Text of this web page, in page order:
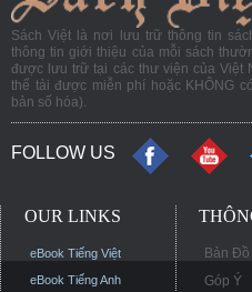
Sách Việt là nơi lưu trữ thông tin
thông tin giới thiệu của mỗi sách
được lưu trữ tại các thư viện của Việt
thể tải được miễn phí hoặc KHÔNG
bản số hóa).
FOLLOW US
OUR LINKS
eBook Tiếng Việt
eBook Tiếng Anh
Bản Đồ
Góp Ý